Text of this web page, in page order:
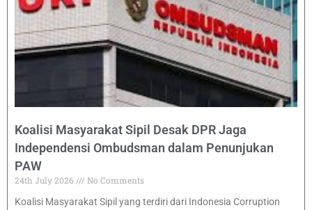
Koalisi Masyarakat Sipil Desak DPR Jaga
Independensi Ombudsman dalam Penunjukan
PAW
24th July 2026
No Comments
Koalisi Masyarakat Sipil yang terdiri dari Indonesia Corruption